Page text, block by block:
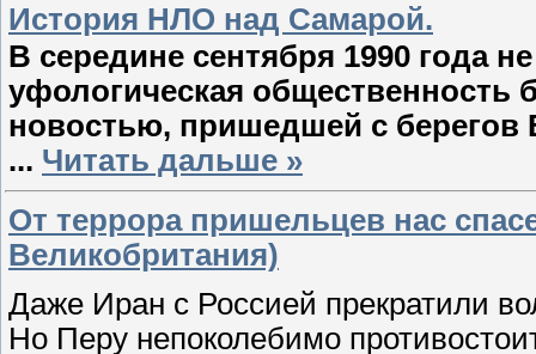
История НЛО над Самарой.
В середине сентября 1990 года
уфологическая общественность
новостью, пришедшей с
... Читать дальше »
От террора пришельцев нас
Великобритания)
Даже Иран с Россией прекратили
Но Перу непоколебимо